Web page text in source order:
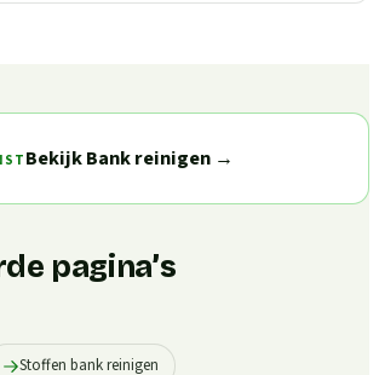
Bekijk Bank reinigen→
pagina’s
Stoffen bank reinigen